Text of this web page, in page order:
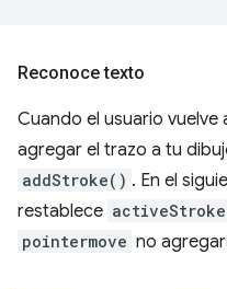
Reconoce texto
Cuando el usuario
agregar el trazo a tu
addStroke() . En el
restablece activeStroke
pointermove no